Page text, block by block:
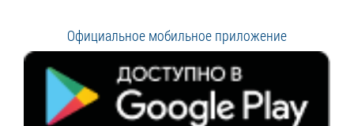
Официальное мобильное приложение